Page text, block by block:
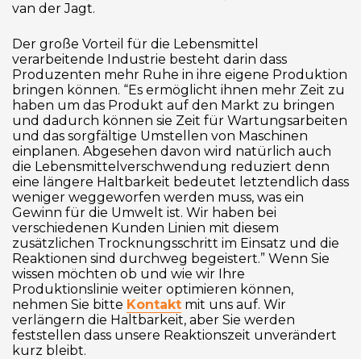
van der Jagt.
Der große Vorteil für die Lebensmittel
verarbeitende Industrie besteht darin dass
Produzenten mehr Ruhe in ihre eigene Produktion
bringen können. “Es ermöglicht ihnen mehr Zeit zu
haben um das Produkt auf den Markt zu bringen
und dadurch können sie Zeit für Wartungsarbeiten
und das sorgfältige Umstellen von Maschinen
einplanen. Abgesehen davon wird natürlich auch
die Lebensmittelverschwendung reduziert denn
eine längere Haltbarkeit bedeutet letztendlich dass
weniger weggeworfen werden muss, was ein
Gewinn für die Umwelt ist. Wir haben bei
verschiedenen Kunden Linien mit diesem
zusätzlichen Trocknungsschritt im Einsatz und die
Reaktionen sind durchweg begeistert.” Wenn Sie
wissen möchten ob und wie wir Ihre
Produktionslinie weiter optimieren können,
nehmen Sie bitte Kontakt mit uns auf. Wir
verlängern die Haltbarkeit, aber Sie werden
feststellen dass unsere Reaktionszeit unverändert
kurz bleibt.